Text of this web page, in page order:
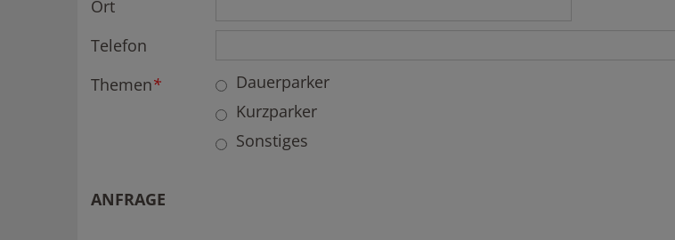
Ort
Telefon
Themen*
Dauerparker
Kurzparker
Sonstiges
ANFRAGE